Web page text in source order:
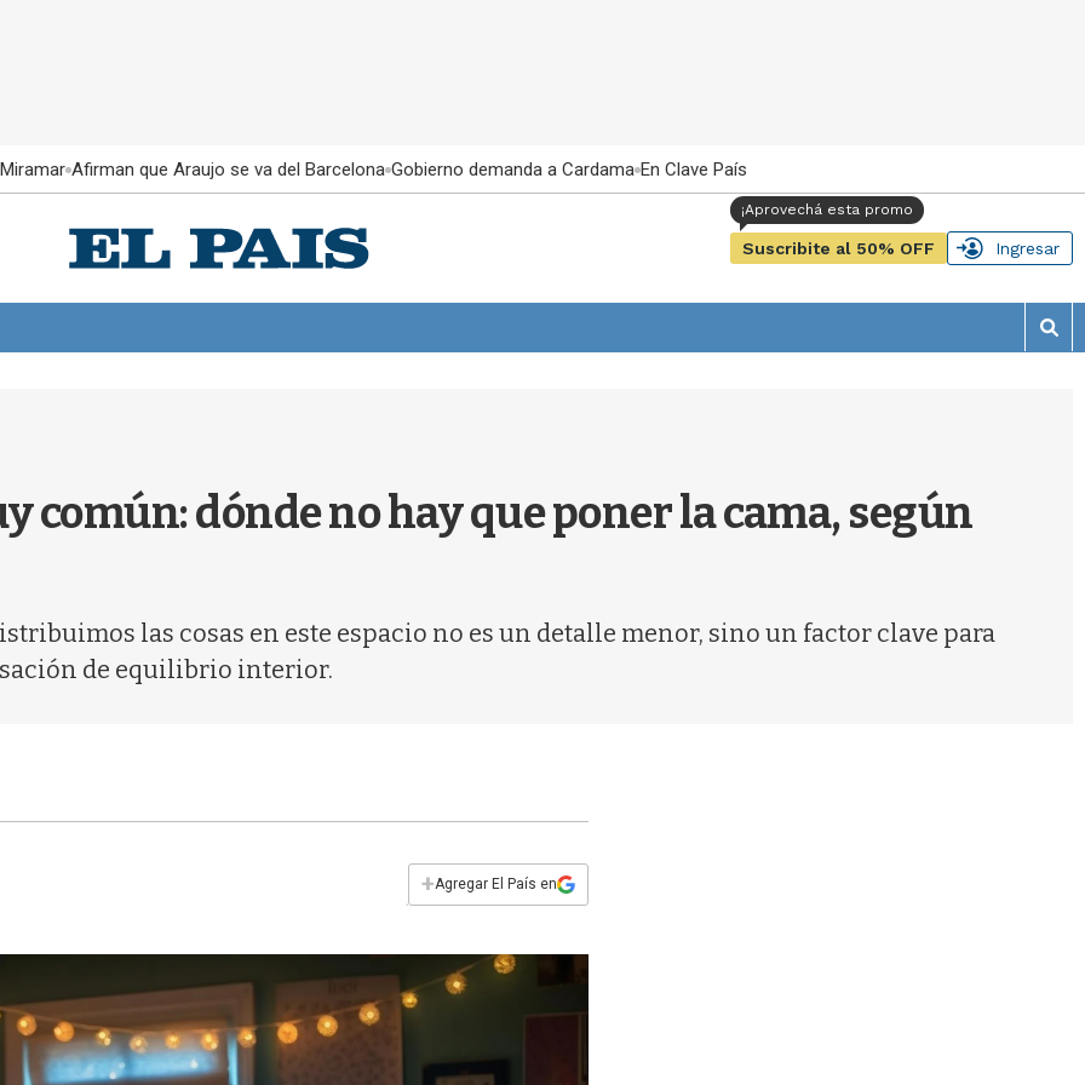
Afirman que Araujo se va del Barcelona Gobierno demanda a Cardama En Clave País
Suscribite al 50% OFF Ingresar
M
o
común: dónde no hay que poner la cama, según
las cosas en este espacio no es un detalle menor, sino un factor clave para
de equilibrio interior.
+Agregar El País en